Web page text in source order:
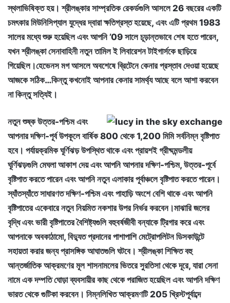
স্থলাভিষিক্ত হয়। শ্রীলঙ্কার সাম্প্রতিক রেকর্ডগুলি আসলে 26 বছরের একটি
চমৎকার মিউনিসিপ্যাল ​​যুদ্ধের দ্বারা ক্ষতিগ্রস্ত হয়েছে, এবং এটি প্রথম 1983
সালের মধ্যে শুরু হয়েছিল এবং আপনি ’09 সালে চূড়ান্তভাবে শেষ হতে পারেন,
যখন শ্রীলঙ্কা সেনাবাহিনী নতুন তামিল ই লিবারেশন টাইগার্সকে ছাড়িয়ে
গিয়েছিল।হেভেনস মগ আসলে অবশেষে ব্রিটেনে কেনার প্রস্তাব দেওয়া হয়েছে
আজকে সঠিক…কিন্তু কখনোই আপনার কেনার সামর্থ্য আছে বলে আশা করবেন
না কিন্তু সত্যিই।
নতুন শুষ্ক উত্তর-পশ্চিম এবং
আপনার দক্ষিণ-পূর্ব উপকূলে বার্ষিক 800 থেকে 1,200 মিমি সর্বনিম্ন বৃষ্টিপাত
হবে। পর্যায়ক্রমিক ঘূর্ণিঝড় উপস্থিত থাকে এবং প্রায়শই গ্রীষ্মমন্ডলীয়
ঘূর্ণিঝড়গুলি মেঘলা আকাশ দেয় এবং আপনি আপনার দক্ষিণ-পশ্চিম, উত্তর-পূর্বে
বৃষ্টিপাত করতে পারেন এবং আপনি নতুন এলাকার পূর্বাঞ্চলে বৃষ্টিপাত করতে পারেন।
স্যাঁতস্যাঁতে সাধারণত দক্ষিণ-পশ্চিম এবং পাহাড়ি অংশে বেশি থাকে এবং আপনি
বৃষ্টিপাতের একেবারে নতুন নিয়মিত নকশার উপর নির্ভর করবেন।মাঝারি জলের
বৃদ্ধি এবং ভারী বৃষ্টিপাতের বৈশিষ্ট্যগুলি বহুবর্ষজীবী বন্যাকে ট্রিগার করে এবং
আপনাকে অবকাঠামো, বিদ্যুত প্রদানের পাশাপাশি মেট্রোপলিটন ডিসকাউন্টে
সহায়তা করার জন্য প্রাসঙ্গিক আঘাতগুলি ঘটবে। শ্রীলঙ্কা শিক্ষিত বহু
আন্তর্জাতিক আক্রমণের মূল শাসনামলের ভিতরে সুরতিসা থেকে দূরে, যারা সেনা
নামে এক দম্পতি ঘোড়া ব্যবসায়ীর কাছ থেকে পরাজিত হয়েছিল এবং আপনি দক্ষিণ
ভারত থেকে গুটিকা করবেন। নিম্নলিখিত আক্রমণটি 205 খ্রিস্টপূর্বাব্দে